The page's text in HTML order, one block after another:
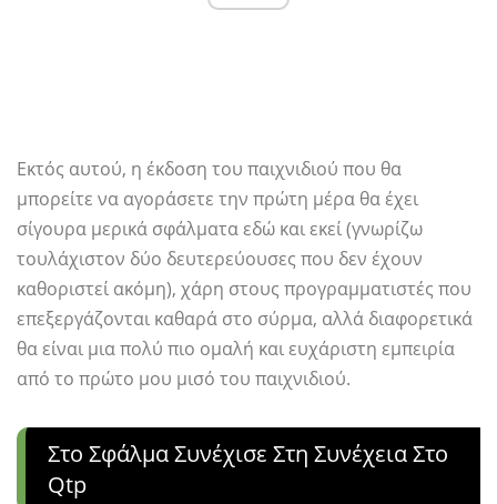
Εκτός αυτού, η έκδοση του παιχνιδιού που θα
μπορείτε να αγοράσετε την πρώτη μέρα θα έχει
σίγουρα μερικά σφάλματα εδώ και εκεί (γνωρίζω
τουλάχιστον δύο δευτερεύουσες που δεν έχουν
καθοριστεί ακόμη), χάρη στους προγραμματιστές που
επεξεργάζονται καθαρά στο σύρμα, αλλά διαφορετικά
θα είναι μια πολύ πιο ομαλή και ευχάριστη εμπειρία
από το πρώτο μου μισό του παιχνιδιού.
Στο Σφάλμα Συνέχισε Στη Συνέχεια Στο
Qtp